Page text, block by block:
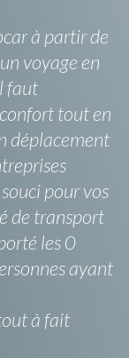
à partir de
voyage en
faut
tout en
déplacement
pour vos
de transport
les 0
ayant
à fait